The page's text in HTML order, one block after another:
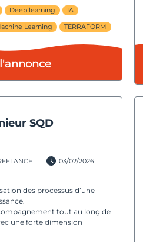
Deep learning
IA
Learning TERRAFORM
SQD
03/02/2026
des processus d’une
tout au long de
une forte dimension